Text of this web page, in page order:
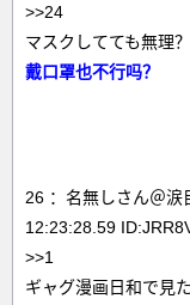
>>24
マスクしてても無理？
戴口罩也不行吗？
26 ：名無しさん＠
12:23:28.59
>>1
ギャグ漫画日和で見た